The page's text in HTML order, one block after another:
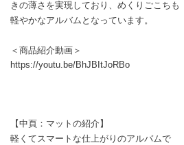
きの薄さを実現しており、めくりごこちも
軽やかなアルバムとなっています。
＜商品紹介動画＞
https://youtu.be/BhJBItJoRBo
【中頁：マットの紹介】
軽くてスマートな仕上がりのアルバムで